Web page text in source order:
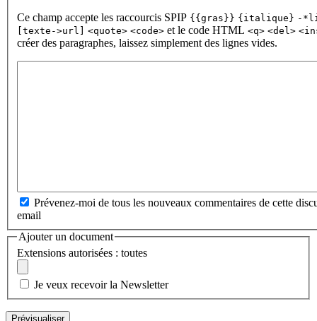
Ce champ accepte les raccourcis SPIP {{gras}} {italique} -
[texte->url] <quote> <code> et le code HTML <q> <del>
créer des paragraphes, laissez simplement des lignes vides.
Prévenez-moi de tous les nouveaux commentaires de cette
email
Ajouter un document
Extensions autorisées : toutes
Je veux recevoir la Newsletter